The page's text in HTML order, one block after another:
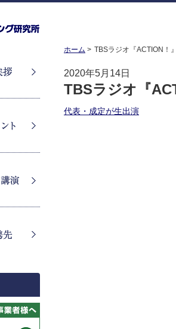
ホーム TBSラジオ『ACTION！
2020年5月14日
TBSラジオ『
代表・成定が生出演